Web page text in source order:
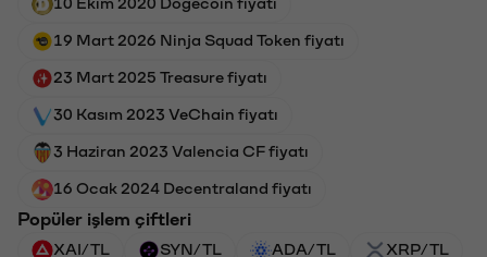
19 Mart 2026 Ninja Squad Token fiyatı
23 Mart 2025 Treasure fiyatı
30 Kasım 2023 VeChain fiyatı
3 Haziran 2023 Valencia CF fiyatı
16 Ocak 2024 Decentraland fiyatı
Popüler işlem çiftleri
XAI/TL SYN/TL ADA/TL XRP/TL